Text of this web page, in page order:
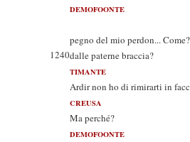
DEMOFOONTE
Un caro
pegno del mio perdon...
1240dalle paterne braccia?
TIMANTE
Ardir non ho di rimirarti in
CREUSA
Ma perché?
DEMOFOONTE